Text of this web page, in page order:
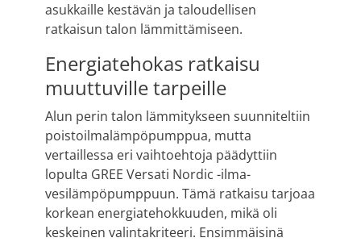
asukkaille kestävän ja taloudellisen
ratkaisun talon lämmittämiseen.
Energiatehokas ratkaisu
muuttuville tarpeille
Alun perin talon lämmitykseen suunniteltiin
poistoilmalämpöpumppua, mutta
vertaillessa eri vaihtoehtoja päädyttiin
lopulta GREE Versati Nordic -ilma-
vesilämpöpumppuun. Tämä ratkaisu tarjoaa
korkean energiatehokkuuden, mikä oli
keskeinen valintakriteeri. Ensimmäisinä